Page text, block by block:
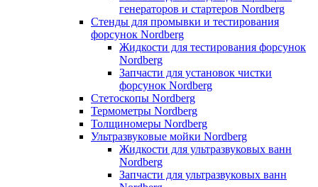
генераторов и стартеров Nordberg
Стенды для промывки и тестирования
форсунок Nordberg
Жидкости для тестирования форсунок
Nordberg
Запчасти для установок чистки
форсунок Nordberg
Стетоскопы Nordberg
Термометры Nordberg
Толщиномеры Nordberg
Ультразвуковые мойки Nordberg
Жидкости для ультразвуковых ванн
Nordberg
Запчасти для ультразвуковых ванн